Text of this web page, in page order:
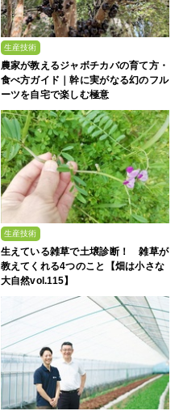
生産技術
農家が教えるジャボチカバの育て方・
食べ方ガイド｜幹に実がなる幻のフル
ーツを自宅で楽しむ極意
生産技術
生えている雑草で土壌診断！ 雑草が
教えてくれる4つのこと【畑は小さな
大自然vol.115】